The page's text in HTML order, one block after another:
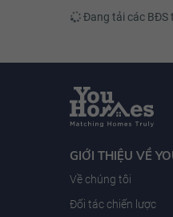
Đang tải các BĐS
GIỚI THIỆU VỀ
Về chúng tôi
Đối tác chiến lược